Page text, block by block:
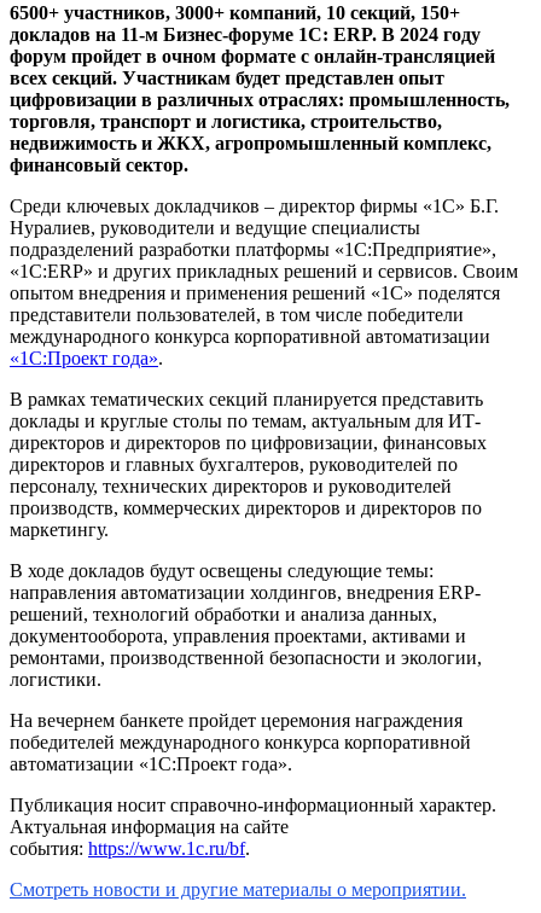
6500+ участников, 3000+ компаний, 10 секций, 150+
докладов на 11-м Бизнес-форуме 1С: ERP. В 2024 году
форум пройдет в очном формате с онлайн-трансляцией
всех секций. Участникам будет представлен опыт
цифровизации в различных отраслях: промышленность,
торговля, транспорт и логистика, строительство,
недвижимость и ЖКХ, агропромышленный комплекс,
финансовый сектор.
Среди ключевых докладчиков – директор фирмы «1С» Б.Г.
Нуралиев, руководители и ведущие специалисты
подразделений разработки платформы «1С:Предприятие»,
«1С:ERP» и других прикладных решений и сервисов. Своим
опытом внедрения и применения решений «1С» поделятся
представители пользователей, в том числе победители
международного конкурса корпоративной автоматизации
«1С:Проект года».
В рамках тематических секций планируется представить
доклады и круглые столы по темам, актуальным для ИТ-
директоров и директоров по цифровизации, финансовых
директоров и главных бухгалтеров, руководителей по
персоналу, технических директоров и руководителей
производств, коммерческих директоров и директоров по
маркетингу.
В ходе докладов будут освещены следующие темы:
направления автоматизации холдингов, внедрения ERP-
решений, технологий обработки и анализа данных,
документооборота, управления проектами, активами и
ремонтами, производственной безопасности и экологии,
логистики.
На вечернем банкете пройдет церемония награждения
победителей международного конкурса корпоративной
автоматизации «1С:Проект года».
Публикация носит справочно-информационный характер.
Актуальная информация на сайте
события: https://www.1c.ru/bf.
Смотреть новости и другие материалы о мероприятии.